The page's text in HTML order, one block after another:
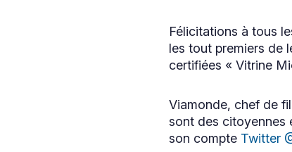
Félicitations à tous
les tout premiers de
certifiées « Vitrine
Viamonde, chef de
sont des citoyennes
son compte Twitter
Ce